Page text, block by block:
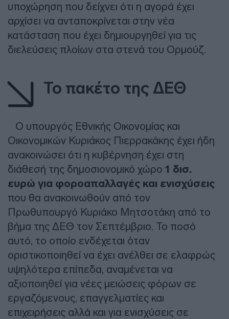
υποχώρηση που δείχνει ότι η αγορά έχει
αρχίσει να ανταποκρίνεται στην νέα
κατάσταση που έχει δημιουργηθεί για τις
διελεύσεις πλοίων στα στενά του Ορμούζ.
Το πακέτο της ΔΕΘ
Ο υπουργός Εθνικής Οικονομίας και
Οικονομικών Κυριάκος Πιερρακάκης έχει ήδη
ανακοινώσει ότι η κυβέρνηση έχει στη
διάθεσή της δημοσιονομικό χώρο 1 δισ.
ευρώ για φοροαπαλλαγές και ενισχύσεις
που θα ανακοινωθούν από τον
Πρωθυπουργό Κυριάκο Μητσοτάκη από το
βήμα της ΔΕΘ τον Σεπτέμβριο. Το ποσό
αυτό, το οποίο ενδέχεται όταν
οριστικοποιηθεί να έχει ανέλθει σε ελαφρώς
υψηλότερα επίπεδα, αναμένεται να
αξιοποιηθεί για νέες μειώσεις φόρων σε
εργαζόμενους, επαγγελματίες και
επιχειρήσεις αλλά και για ενισχύσεις σε